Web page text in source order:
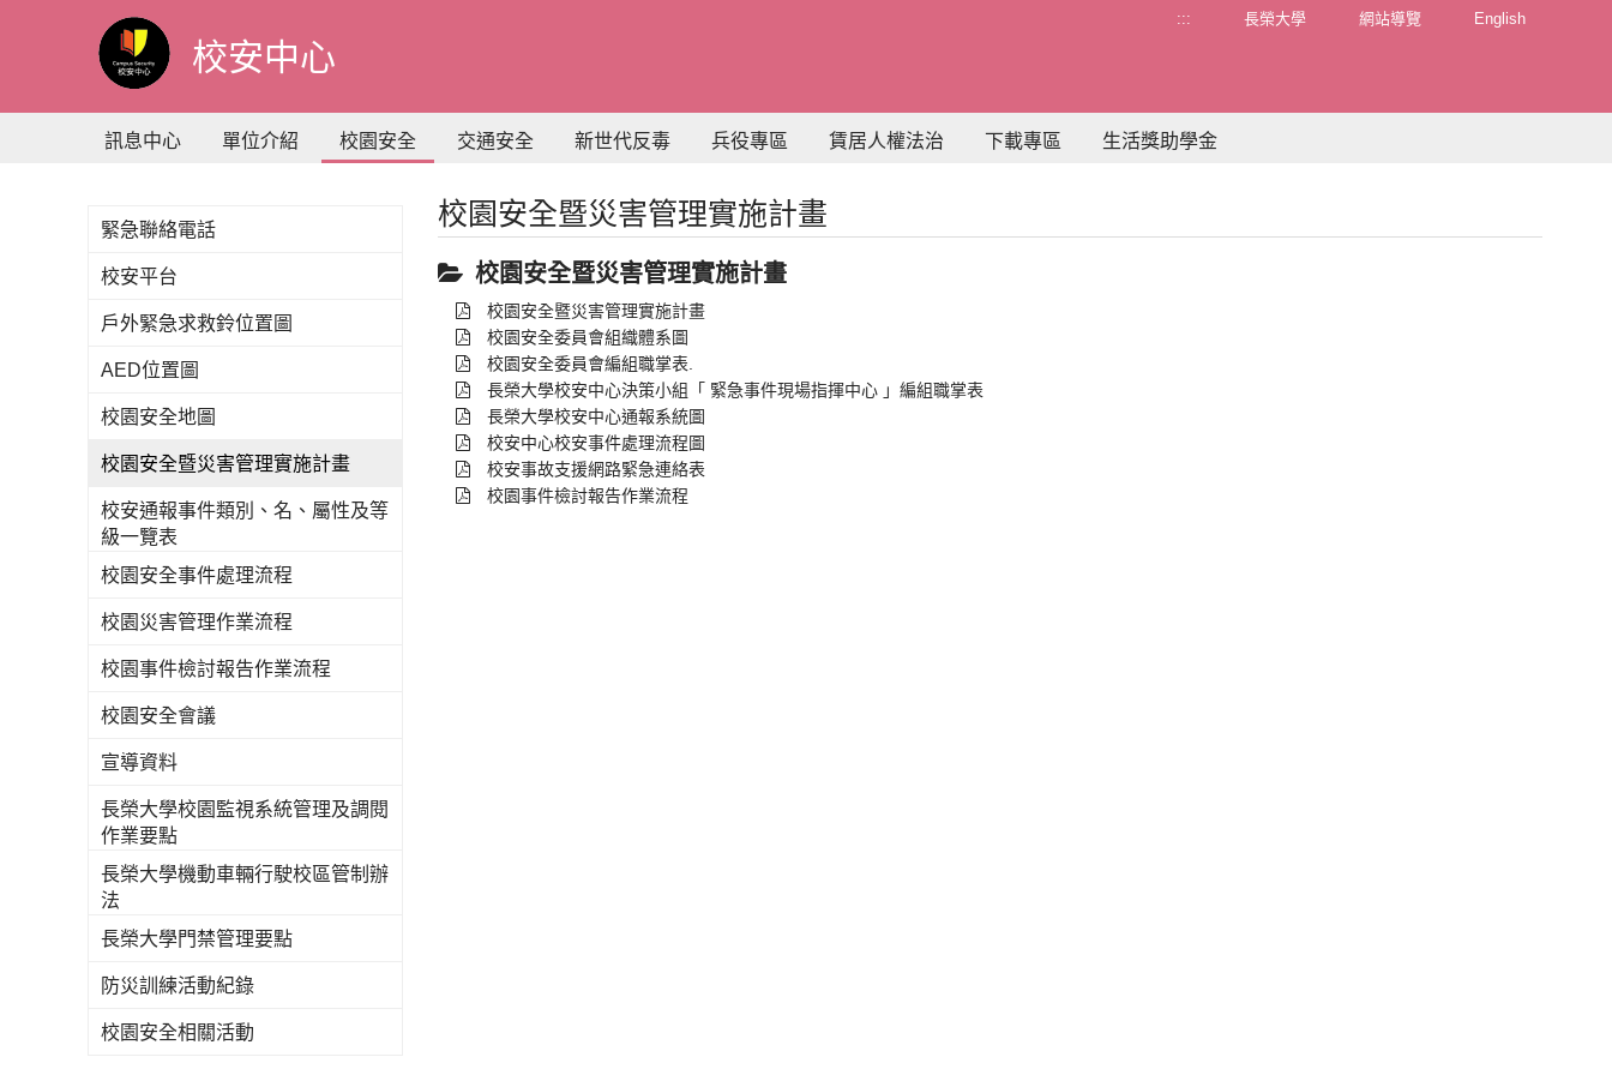
主
要
內
容
校安中心
::: 長榮大學 網站導覽 English
訊息中心 單位介紹 校園安全 交通安全 新世代反毒 兵役專區 賃居人權法治 下載專區 生活獎助學金
校園安全暨災害管理實施計畫
校園安全暨災害管理實施計畫
校園安全暨災害管理實施計畫
校園安全委員會組織體系圖
校園安全委員會編組職掌表.
長榮大學校安中心決策小組「 緊急事件現場指揮中心 」編組職掌表
長榮大學校安中心通報系統圖
校安中心校安事件處理流程圖
校安事故支援網路緊急連絡表
校園事件檢討報告作業流程
緊急聯絡電話
校安平台
戶外緊急求救鈴位置圖
AED位置圖
校園安全地圖
校園安全暨災害管理實施計畫
校安通報事件類別、名、屬性及等
級一覽表
校園安全事件處理流程
校園災害管理作業流程
校園事件檢討報告作業流程
校園安全會議
宣導資料
長榮大學校園監視系統管理及調閱
作業要點
長榮大學機動車輛行駛校區管制辦
法
長榮大學門禁管理要點
防災訓練活動紀錄
校園安全相關活動